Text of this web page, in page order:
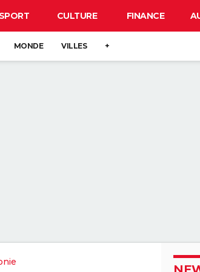
SPORT CULTURE FINANCE
MONDE VILLES +